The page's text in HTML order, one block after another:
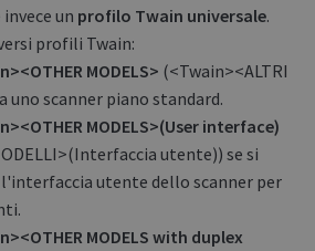
un profilo Twain universale.
profili Twain:
MODELS> (<Twain><ALTRI
uno scanner piano standard.
MODELS>(User interface)
utente)) se si
utente dello scanner per
MODELS with duplex